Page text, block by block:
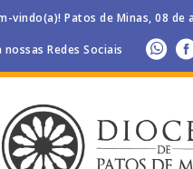
vindo(a)! Patos de Minas, 08 de
nossas Redes Sociais